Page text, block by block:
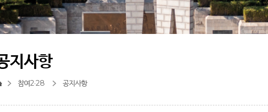
지사항
참여2·28 공지사항